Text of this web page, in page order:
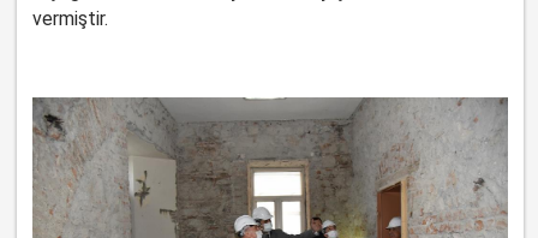
vermiştir.